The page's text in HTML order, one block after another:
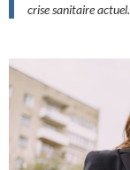
crise sanitaire actuel.